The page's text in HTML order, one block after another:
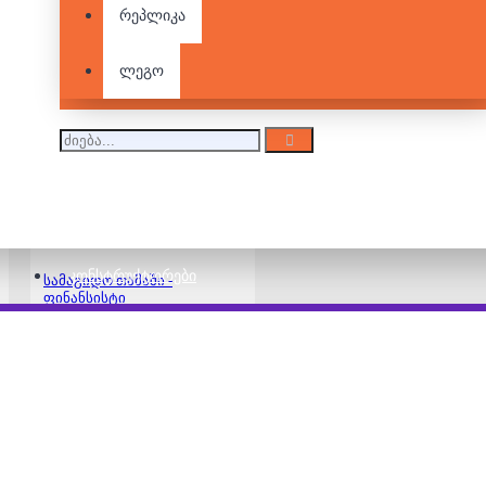
ᲙᲝᲜᲡᲢᲠᲣᲥᲢᲝᲠᲔᲑᲘ
რეპლიკა
ლეგო
სამაგიდო თამაში -
სამაგიდო თამაში -
ფინანსისტი